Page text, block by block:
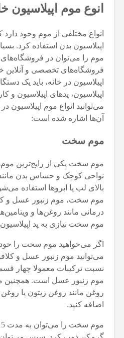
انوع موم اپیلاسیون
انواع مختلفی از موم وجود
اپیلاسیون بدن استفاده کرد.
موم را می‌توان در فروشگاه‌های
فروشگاه‌های تخصصی و آنلاین
اپیلاسیون در خانه، باید یک
اپیلاسیون، پدهای اپیلاسیون و
می‌توانید انواع موم اپیلاسیون
آن‌ها اشاره شده است:
موم سخت
موم سخت یکی از رایج‌ترین
نواحی کوچک و حساس بدن مانند
بالای لب یا ابروها استفاده
موم سخت، موم زنبور عسل و
درمانی مانند روغن‌ها و
موم سخت نیازی به پد اپیلاسیون
اگر می‌خواهید موم سخت را
می‌توانید موم زنبور عسل و
نسبت ترکیبات معمولا چهار
موم زنبور عسل است. همچنین
روغن مانند روغن زیتون یا
اضافه کنید.